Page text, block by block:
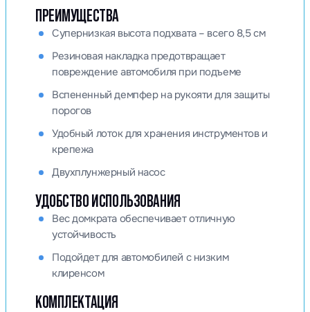
ПРЕИМУЩЕСТВА
Супернизкая высота подхвата – всего 8,5 см
Резиновая накладка предотвращает
повреждение автомобиля при подъеме
Вспененный демпфер на рукояти для защиты
порогов
Удобный лоток для хранения инструментов и
крепежа
Двухплунжерный насос
УДОБСТВО ИСПОЛЬЗОВАНИЯ
Вес домкрата обеспечивает отличную
устойчивость
Подойдет для автомобилей с низким
клиренсом
КОМПЛЕКТАЦИЯ